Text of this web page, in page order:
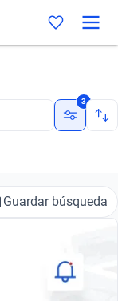
3
Guardar búsqueda